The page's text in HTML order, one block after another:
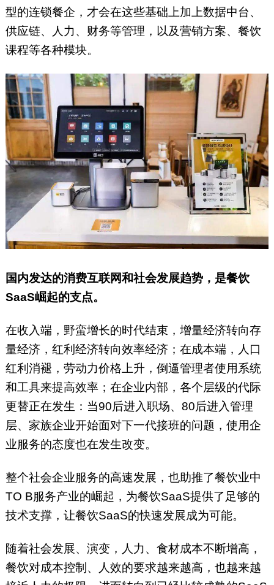
型的连锁餐企，才会在这些基础上加上数据中台、
供应链、人力、财务等管理，以及营销方案、餐饮
课程等各种模块。
国内发达的消费互联网和社会发展趋势，是餐饮
SaaS崛起的支点。
在收入端，野蛮增长的时代结束，增量经济转向存
量经济，红利经济转向效率经济；在成本端，人口
红利消褪，劳动力价格上升，倒逼管理者使用系统
和工具来提高效率；在企业内部，各个层级的代际
更替正在发生：当90后进入职场、80后进入管理
层、家族企业开始面对下一代接班的问题，使用企
业服务的态度也在发生改变。
整个社会企业服务的高速发展，也助推了餐饮业中
TO B服务产业的崛起，为餐饮SaaS提供了足够的
技术支撑，让餐饮SaaS的快速发展成为可能。
随着社会发展、演变，人力、食材成本不断增高，
餐饮对成本控制、人效的要求越来越高，也越来越